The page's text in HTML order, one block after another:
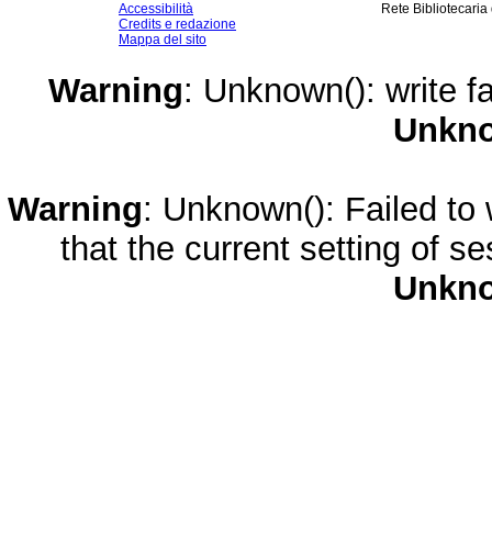
Accessibilità
Credits e redazione
Mappa del sito
Rete
Warning: Unknown(): write
Warning: Unknown(): Failed
that the current setting of